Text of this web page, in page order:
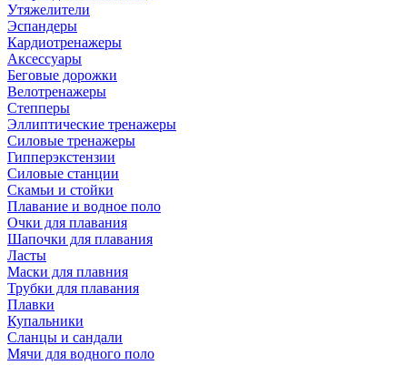
Утяжелители
Эспандеры
Кардиотренажеры
Аксессуары
Беговые дорожки
Велотренажеры
Степперы
Эллиптические тренажеры
Силовые тренажеры
Гипперэкстензии
Силовые станции
Скамьи и стойки
Плавание и водное поло
Очки для плавания
Шапочки для плавания
Ласты
Маски для плавния
Трубки для плавания
Плавки
Купальники
Сланцы и сандали
Мячи для водного поло